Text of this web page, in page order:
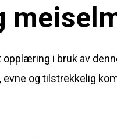
i bruk av
og tilstrekkelig